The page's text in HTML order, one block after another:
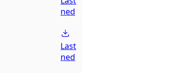
ned
Last
ned